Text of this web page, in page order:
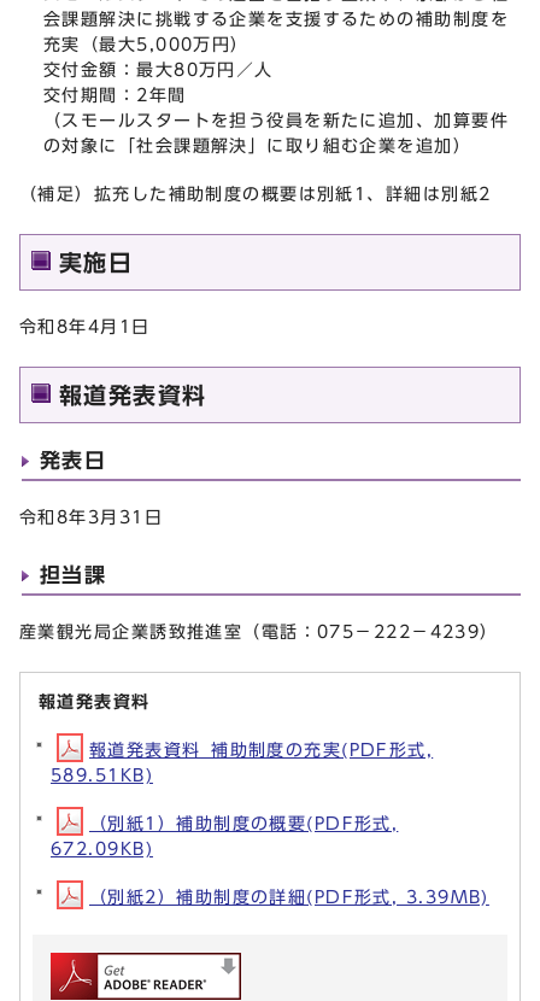
会課題解決に挑戦する企業を支援するための補助制度を
充実（最大5,000万円）
交付金額：最大80万円／人
交付期間：2年間
（スモールスタートを担う役員を新たに追加、加算要件
の対象に「社会課題解決」に取り組む企業を追加）
（補足）拡充した補助制度の概要は別紙1、詳細は別紙2
実施日
令和8年4月1日
報道発表資料
発表日
令和8年3月31日
担当課
産業観光局企業誘致推進室（電話：075－222－4239）
報道発表資料
報道発表資料_補助制度の充実(PDF形式,
589.51KB)
（別紙1）補助制度の概要(PDF形式,
672.09KB)
（別紙2）補助制度の詳細(PDF形式, 3.39MB)